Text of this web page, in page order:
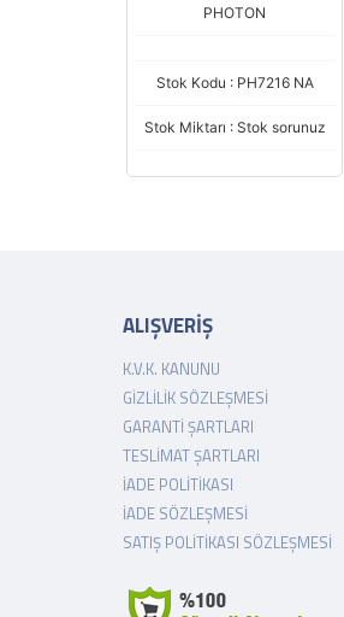
PHOTON
Stok Kodu : PH7216 NA
Stok Miktarı : Stok sorunuz
ALIŞVERİŞ
K.V.K. KANUNU
GIZLILIK SÖZLEŞMESI
GARANTI ŞARTLARI
TESLIMAT ŞARTLARI
İADE POLITIKASI
İADE SÖZLEŞMESI
SATIŞ POLITIKASI SÖZLEŞMESI